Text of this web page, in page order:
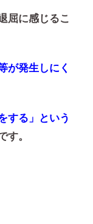
屈に感じるこ
が発生しにく
する」という
す。